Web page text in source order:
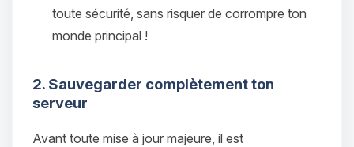
toute sécurité, sans risquer de corrompre ton
monde principal !
2. Sauvegarder complètement ton
serveur
Avant toute mise à jour majeure, il est